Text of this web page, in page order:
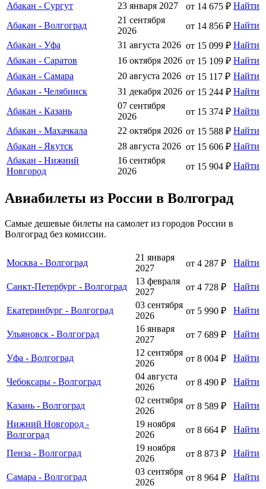
Абакан - Сургут 23 января 2027 от 14 675 ₽ Найти
Абакан - Волгоград
21 сентября
2026
от 14 856 ₽ Найти
Абакан - Уфа
31 августа 2026 от 15 099 ₽ Найти
Абакан - Саратов
16 октября 2026 от 15 109 ₽ Найти
Абакан - Самара
20 августа 2026 от 15 117 ₽ Найти
Абакан - Челябинск
31 декабря 2026 от 15 244 ₽ Найти
Абакан - Казань
07 сентября
2026
от 15 374 ₽ Найти
Абакан - Махачкала
22 октября 2026 от 15 588 ₽ Найти
Абакан - Якутск
28 августа 2026 от 15 606 ₽ Найти
Абакан - Нижний
Новгород
16 сентября
2026
от 15 904 ₽ Найти
Авиабилеты из России в Волгоград
Самые дешевые билеты на самолет из городов России в
Волгоград без комиссии.
Москва - Волгоград
21 января
2027
от 4 287 ₽ Найти
Санкт-Петербург - Волгоград
13 февраля
2027
от 4 728 ₽ Найти
Екатеринбург - Волгоград
03 сентября
2026
от 5 990 ₽ Найти
Ульяновск - Волгоград
16 января
2027
от 7 689 ₽ Найти
Уфа - Волгоград
12 сентября
2026
от 8 004 ₽ Найти
Чебоксары - Волгоград
04 августа
2026
от 8 490 ₽ Найти
Казань - Волгоград
02 сентября
2026
от 8 589 ₽
Найти
Нижний Новгород -
Волгоград
19 ноября
2026
от 8 664 ₽ Найти
Пенза - Волгоград
19 ноября
2026
от 8 873 ₽ Найти
Самара - Волгоград
03 сентября
2026
от 8 964 ₽ Найти